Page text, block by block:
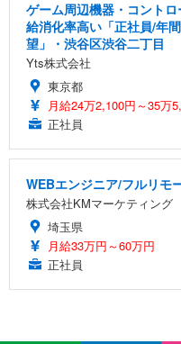
ゲーム周辺機器・コント
給消化率高い「正社員/年
望」・渋谷区渋谷二丁目
Yts株式会社
東京都
月給24万2,100円～35万
正社員
WEBエンジニア/フルリモ
株式会社KMマーケティング
埼玉県
月給33万円～60万円
正社員